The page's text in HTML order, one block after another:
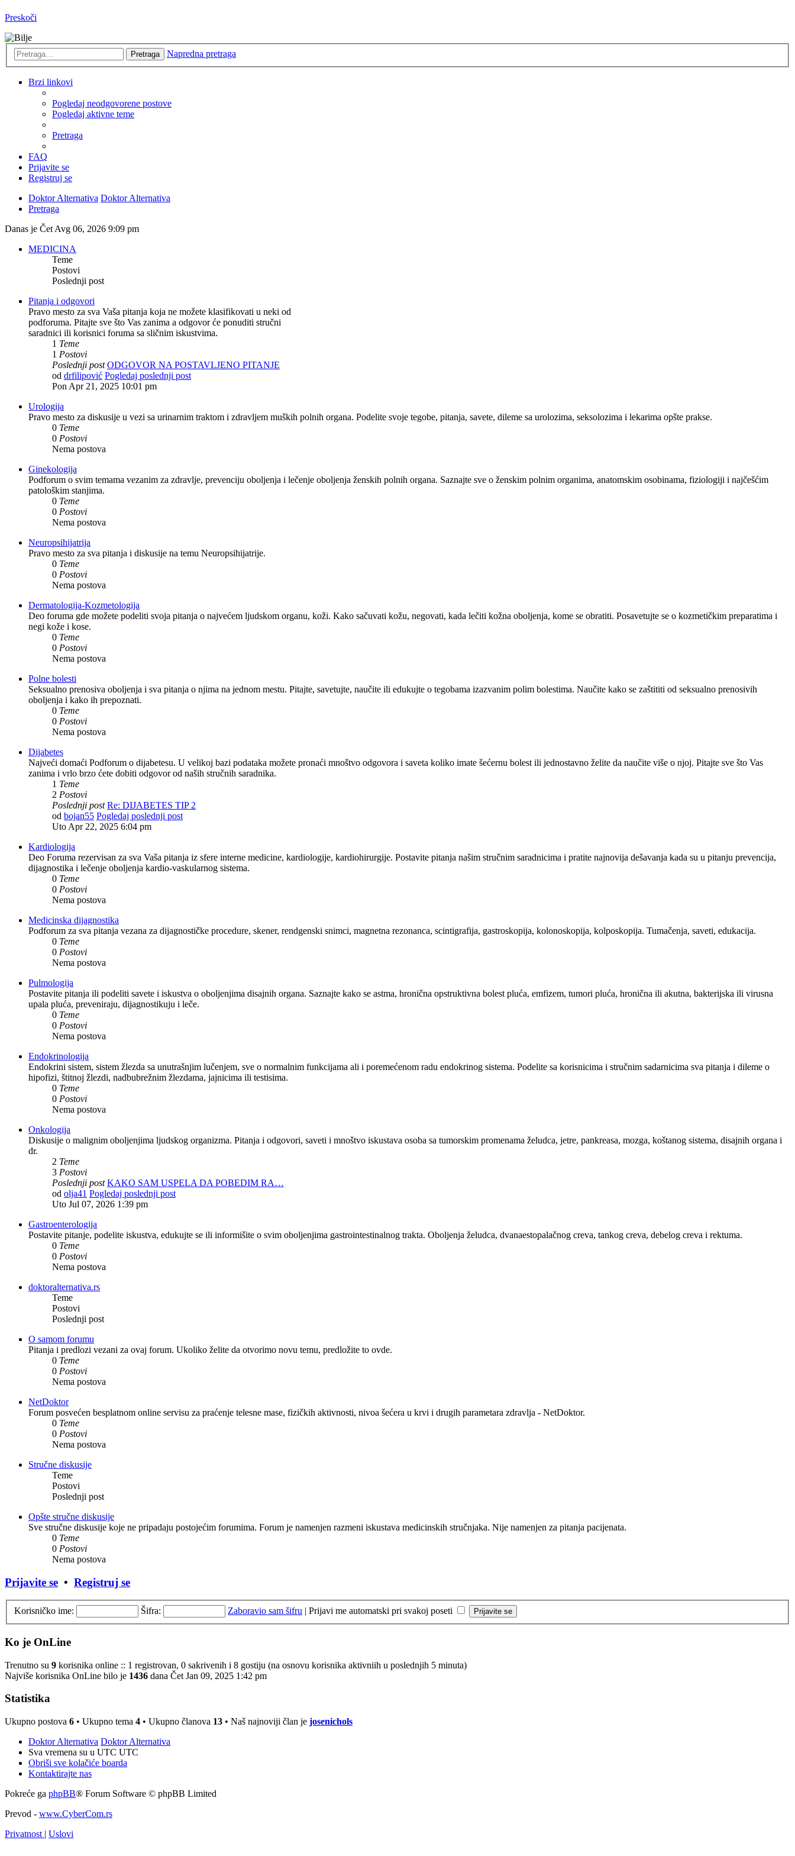
Preskoči
Pretraga Napredna pretraga
Brzi linkovi
Pogledaj neodgovorene postove
Pogledaj aktivne teme
Pretraga
FAQ
Prijavite se
Registruj se
Doktor Alternativa Doktor Alternativa
Pretraga
Danas je Čet Avg 06, 2026 9:09 pm
MEDICINA
Teme
Postovi
Poslednji post
Pitanja i odgovori
Pravo mesto za sva Vaša pitanja koja ne možete klasifikovati u neki od
podforuma. Pitajte sve što Vas zanima a odgovor će ponuditi stručni
saradnici ili korisnici foruma sa sličnim iskustvima.
1 Teme
1 Postovi
Poslednji post ODGOVOR NA POSTAVLJENO PITANJE
od drfilipović Pogledaj poslednji post
Pon Apr 21, 2025 10:01 pm
Urologija
Pravo mesto za diskusije u vezi sa urinarnim traktom i zdravljem muških polnih organa. Podelite svoje tegobe, pitanja, savete, dileme sa urolozima, seksolozima i lekarima opšte prakse.
0 Teme
0 Postovi
Nema postova
Ginekologija
Podforum o svim temama vezanim za zdravlje, prevenciju oboljenja i lečenje oboljenja ženskih polnih organa. Saznajte sve o ženskim polnim organima, anatomskim osobinama, fiziologiji i najčešćim
patološkim stanjima.
0 Teme
0 Postovi
Nema postova
Neuropsihijatrija
Pravo mesto za sva pitanja i diskusije na temu Neuropsihijatrije.
0 Teme
0 Postovi
Nema postova
Dermatologija-Kozmetologija
Deo foruma gde možete podeliti svoja pitanja o najvećem ljudskom organu, koži. Kako sačuvati kožu, negovati, kada lečiti kožna oboljenja, kome se obratiti. Posavetujte se o kozmetičkim preparatima i
negi kože i kose.
0 Teme
0 Postovi
Nema postova
Polne bolesti
Seksualno prenosiva oboljenja i sva pitanja o njima na jednom mestu. Pitajte, savetujte, naučite ili edukujte o tegobama izazvanim polim bolestima. Naučite kako se zaštititi od seksualno prenosivih
oboljenja i kako ih prepoznati.
0 Teme
0 Postovi
Nema postova
Dijabetes
Najveći domaći Podforum o dijabetesu. U velikoj bazi podataka možete pronaći mnoštvo odgovora i saveta koliko imate šećernu bolest ili jednostavno želite da naučite više o njoj. Pitajte sve što Vas
zanima i vrlo brzo ćete dobiti odgovor od naših stručnih saradnika.
1 Teme
2 Postovi
Poslednji post Re: DIJABETES TIP 2
od bojan55 Pogledaj poslednji post
Uto Apr 22, 2025 6:04 pm
Kardiologija
Deo Foruma rezervisan za sva Vaša pitanja iz sfere interne medicine, kardiologije, kardiohirurgije. Postavite pitanja našim stručnim saradnicima i pratite najnovija dešavanja kada su u pitanju prevencija,
dijagnostika i lečenje oboljenja kardio-vaskularnog sistema.
0 Teme
0 Postovi
Nema postova
Medicinska dijagnostika
Podforum za sva pitanja vezana za dijagnostičke procedure, skener, rendgenski snimci, magnetna rezonanca, scintigrafija, gastroskopija, kolonoskopija, kolposkopija. Tumačenja, saveti, edukacija.
0 Teme
0 Postovi
Nema postova
Pulmologija
Postavite pitanja ili podeliti savete i iskustva o oboljenjima disajnih organa. Saznajte kako se astma, hronična opstruktivna bolest pluća, emfizem, tumori pluća, hronična ili akutna, bakterijska ili virusna
upala pluća, preveniraju, dijagnostikuju i leče.
0 Teme
0 Postovi
Nema postova
Endokrinologija
Endokrini sistem, sistem žlezda sa unutrašnjim lučenjem, sve o normalnim funkcijama ali i poremećenom radu endokrinog sistema. Podelite sa korisnicima i stručnim sadarnicima sva pitanja i dileme o
hipofizi, štitnoj žlezdi, nadbubrežnim žlezdama, jajnicima ili testisima.
0 Teme
0 Postovi
Nema postova
Onkologija
Diskusije o malignim oboljenjima ljudskog organizma. Pitanja i odgovori, saveti i mnoštvo iskustava osoba sa tumorskim promenama želudca, jetre, pankreasa, mozga, koštanog sistema, disajnih organa i
dr.
2 Teme
3 Postovi
Poslednji post KAKO SAM USPELA DA POBEDIM RA…
od olja41 Pogledaj poslednji post
Uto Jul 07, 2026 1:39 pm
Gastroenterologija
Postavite pitanje, podelite iskustva, edukujte se ili informišite o svim oboljenjima gastrointestinalnog trakta. Oboljenja želudca, dvanaestopalačnog creva, tankog creva, debelog creva i rektuma.
0 Teme
0 Postovi
Nema postova
doktoralternativa.rs
Teme
Postovi
Poslednji post
O samom forumu
Pitanja i predlozi vezani za ovaj forum. Ukoliko želite da otvorimo novu temu, predložite to ovde.
0 Teme
0 Postovi
Nema postova
NetDoktor
Forum posvećen besplatnom online servisu za praćenje telesne mase, fizičkih aktivnosti, nivoa šećera u krvi i drugih parametara zdravlja - NetDoktor.
0 Teme
0 Postovi
Nema postova
Stručne diskusije
Teme
Postovi
Poslednji post
Opšte stručne diskusije
Sve stručne diskusije koje ne pripadaju postojećim forumima. Forum je namenjen razmeni iskustava medicinskih stručnjaka. Nije namenjen za pitanja pacijenata.
0 Teme
0 Postovi
Nema postova
Prijavite se • Registruj se
Korisničko ime: Šifra: Zaboravio sam šifru | Prijavi me automatski pri svakoj poseti
Ko je OnLine
Trenutno su 9 korisnika online :: 1 registrovan, 0 sakrivenih i 8 gostiju (na osnovu korisnika aktivniih u poslednjih 5 minuta)
Najviše korisnika OnLine bilo je 1436 dana Čet Jan 09, 2025 1:42 pm
Statistika
Ukupno postova 6 • Ukupno tema 4 • Ukupno članova 13 • Naš najnoviji član je josenichols
Doktor Alternativa Doktor Alternativa
Sva vremena su u UTC UTC
Obriši sve kolačiće boarda
Kontaktirajte nas
Pokreće ga phpBB® Forum Software © phpBB Limited
Prevod - www.CyberCom.rs
Privatnost | Uslovi